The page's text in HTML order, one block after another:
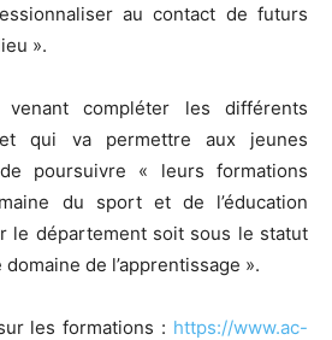
au contact de futurs
».
compléter les différents
qui va permettre aux jeunes
poursuivre « leurs formations
du sport et de l’éducation
le département soit sous le statut
de l’apprentissage ».
les formations : https://www.ac-